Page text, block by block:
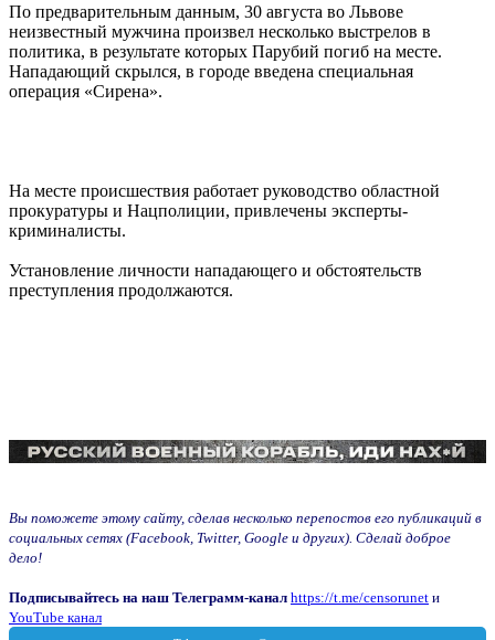
По предварительным данным, 30 августа во Львове
неизвестный мужчина произвел несколько выстрелов в
политика, в результате которых Парубий погиб на месте.
Нападающий скрылся, в городе введена специальная
операция «Сирена».
На месте происшествия работает руководство областной
прокуратуры и Нацполиции, привлечены эксперты-
криминалисты.
Установление личности нападающего и обстоятельств
преступления продолжаются.
Вы поможете этому сайту, сделав несколько перепостов его публикаций в
социальных сетях (Facebook, Twitter, Google и других). Сделай доброе
дело!
Подписывайтесь на наш Телеграмм-канал https://t.me/censorunet и
YouTube канал